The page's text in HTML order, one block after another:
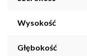
Wysokość
Głębokość